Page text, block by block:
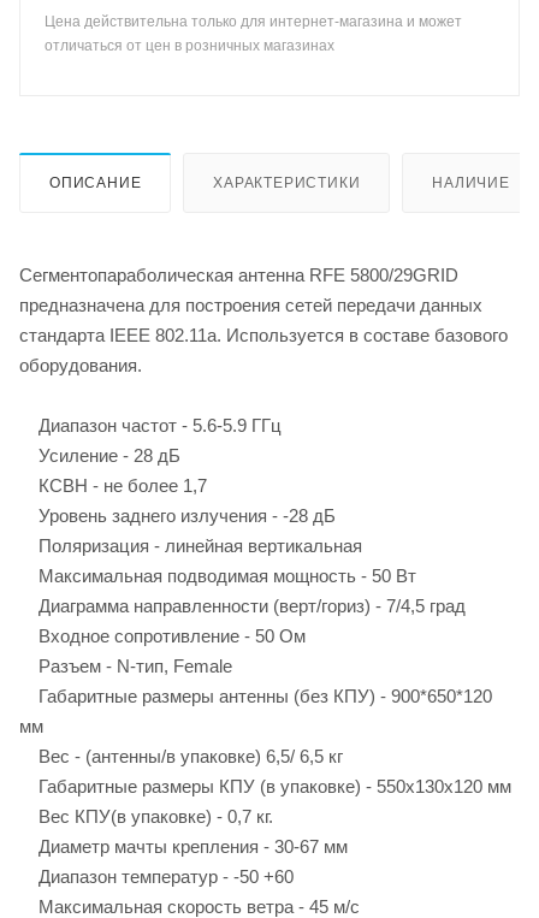
Цена действительна только для интернет-магазина и может
отличаться от цен в розничных магазинах
ОПИСАНИЕ ХАРАКТЕРИСТИКИ НАЛИЧИЕ
Сегментопараболическая антенна RFE 5800/29GRID
предназначена для построения сетей передачи данных
стандарта IEEE 802.11a. Используется в составе базового
оборудования.
Диапазон частот - 5.6-5.9 ГГц
Усиление - 28 дБ
КСВН - не более 1,7
Уровень заднего излучения - -28 дБ
Поляризация - линейная вертикальная
Максимальная подводимая мощность - 50 Вт
Диаграмма направленности (верт/гориз) - 7/4,5 град
Входное сопротивление - 50 Ом
Разъем - N-тип, Female
Габаритные размеры антенны (без КПУ) - 900*650*120
мм
Вес - (антенны/в упаковке) 6,5/ 6,5 кг
Габаритные размеры КПУ (в упаковке) - 550х130х120 мм
Вес КПУ(в упаковке) - 0,7 кг.
Диаметр мачты крепления - 30-67 мм
Диапазон температур - -50 +60
Максимальная скорость ветра - 45 м/с